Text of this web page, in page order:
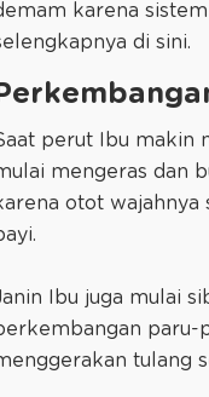
karena
di sini.
perut Ibu makin
mengeras dan
otot
Ibu juga mulai
paru-
tulang